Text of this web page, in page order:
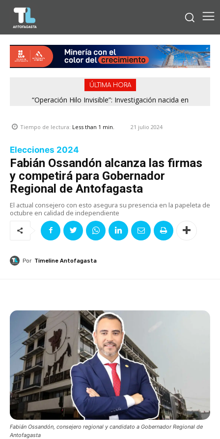
ÚLTIMA HORA
“Operación Hilo Invisible”: Investigación nacida en
Tiempo de lectura: Less than 1 min. 21 julio 2024
Elecciones 2024
Fabián Ossandón alcanza las firmas
y competirá para Gobernador
Regional de Antofagasta
El actual consejero con esto asegura su presencia en la papeleta de
octubre en calidad de independiente
Por Timeline Antofagasta
Fabián Ossandón, consejero regional y candidato a Gobernador Regional de
Antofagasta